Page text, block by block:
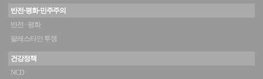
반전·평화·민주주의
반전 · 평화
팔레스타인 투쟁
건강정책
NCD